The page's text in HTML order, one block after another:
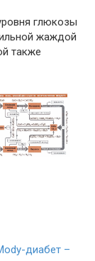
глюкозы
жаждой
также